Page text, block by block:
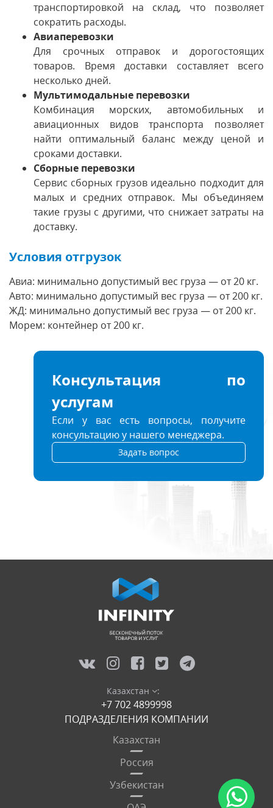
транспортировкой на склад, что позволяет
сократить расходы.
Авиаперевозки
Для срочных отправок и дорогостоящих
товаров. Время доставки составляет всего
несколько дней.
Мультимодальные перевозки
Комбинация морских, автомобильных и
авиационных видов транспорта позволяет
найти оптимальный баланс между ценой и
сроками доставки.
Сборные перевозки
Сервис сборных грузов идеально подходит для
малых и средних отправок. Мы объединяем
такие грузы с другими, что снижает затраты на
доставку.
Условия отгрузок
Авиа: минимально допустимый вес груза — от 20 кг.
Авто: минимально допустимый вес груза — от 200 кг.
ЖД: минимально допустимый вес груза — от 200 кг.
Морем: контейнер от 200 кг.
Консультация по
услугам
Если у вас есть вопросы, получите
консультацию у нашего менеджера.
Задать вопрос
Казахстан :
+7 702 4899998
ПОДРАЗДЕЛЕНИЯ КОМПАНИИ
Казахстан
Россия
Узбекистан